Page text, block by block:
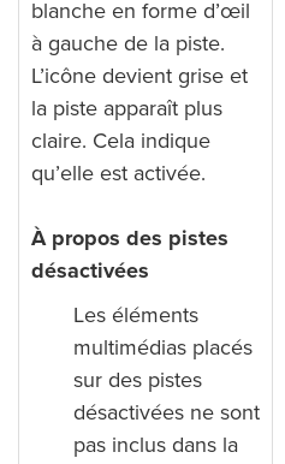
blanche en forme d’œil
à gauche de la piste.
L’icône devient grise et
la piste apparaît plus
claire. Cela indique
qu’elle est activée.
À propos des pistes
désactivées
Les éléments
multimédias placés
sur des pistes
désactivées ne sont
pas inclus dans la